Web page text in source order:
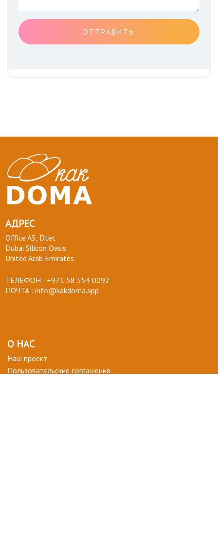
ОТПРАВИТЬ
АДРЕС
Office A5, Dtec
Dubai Silicon Oasis
United Arab Emirates
ТЕЛЕФОН : +971 58 554 0092
ПОЧТА : info@kakdoma.app
О НАС
Наш проект
Пользовательские соглашения